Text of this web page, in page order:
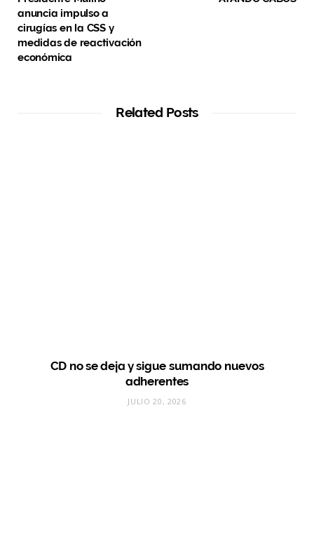
anuncia impulso a
cirugías en la CSS y
medidas de reactivación
económica
Related Posts
CD no se deja y sigue sumando nuevos
adherentes
JULIO 20, 2026